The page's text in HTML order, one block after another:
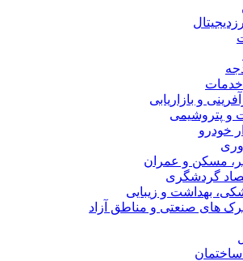
و بازاریابی
و پتروشیمی
خودرو
مسکن و عمران
گردشگری
بهداشت و زیبایی
های صنعتی و مناطق آزاد